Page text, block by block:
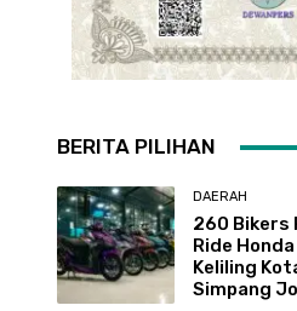
BERITA PILIHAN
DAERAH
260 Bikers
Ride Honda
Keliling
Simpang